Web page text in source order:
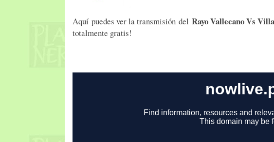
Aquí puedes ver la transmisión del Rayo Vallecano Vs
totalmente gratis!